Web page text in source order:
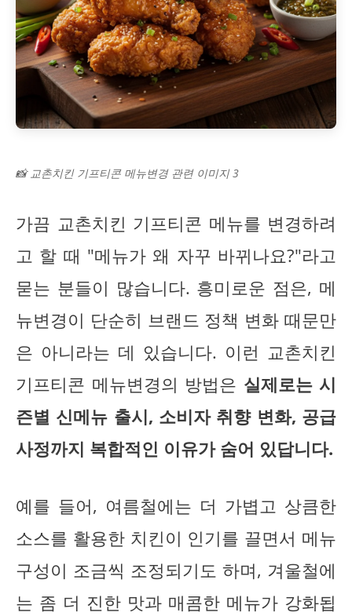
📸 교촌치킨 기프티콘 메뉴변경 관련 이미지 3
가끔 교촌치킨 기프티콘 메뉴를 변경하려
고 할 때 "메뉴가 왜 자꾸 바뀌나요?"라고
묻는 분들이 많습니다. 흥미로운 점은, 메
뉴변경이 단순히 브랜드 정책 변화 때문만
은 아니라는 데 있습니다. 이런 교촌치킨
기프티콘 메뉴변경의 방법은 실제로는 시
즌별 신메뉴 출시, 소비자 취향 변화, 공급
사정까지 복합적인 이유가 숨어 있답니다.
예를 들어, 여름철에는 더 가볍고 상큼한
소스를 활용한 치킨이 인기를 끌면서 메뉴
구성이 조금씩 조정되기도 하며, 겨울철에
는 좀 더 진한 맛과 매콤한 메뉴가 강화됩